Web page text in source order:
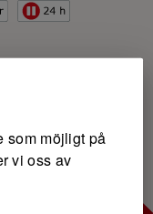
som möjligt på
vi oss av